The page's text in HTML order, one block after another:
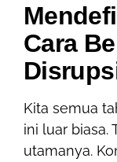
Cara
Kita semua
ini luar biasa.
utamanya.